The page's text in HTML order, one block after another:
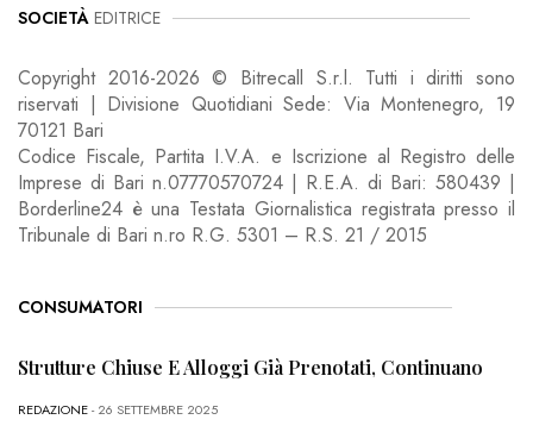
SOCIETÀ EDITRICE
Copyright 2016-2026 © Bitrecall S.r.l. Tutti i diritti sono
riservati | Divisione Quotidiani Sede: Via Montenegro, 19
70121 Bari
Codice Fiscale, Partita I.V.A. e Iscrizione al Registro delle
Imprese di Bari n.07770570724 | R.E.A. di Bari: 580439 |
Borderline24 è una Testata Giornalistica registrata presso il
Tribunale di Bari n.ro R.G. 5301 – R.S. 21 / 2015
CONSUMATORI
Strutture Chiuse E Alloggi Già Prenotati, Continuano
REDAZIONE- 26 SETTEMBRE 2025